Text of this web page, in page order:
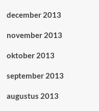
december 2013
november 2013
oktober 2013
september 2013
augustus 2013